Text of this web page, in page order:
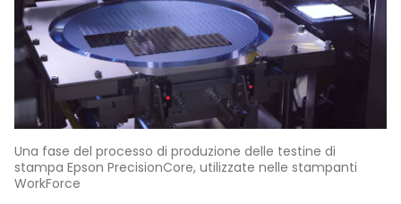
Una fase del processo di produzione delle testine di
stampa Epson PrecisionCore, utilizzate nelle stampanti
WorkForce